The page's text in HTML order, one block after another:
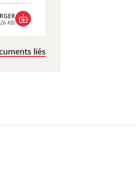
KB)
liés